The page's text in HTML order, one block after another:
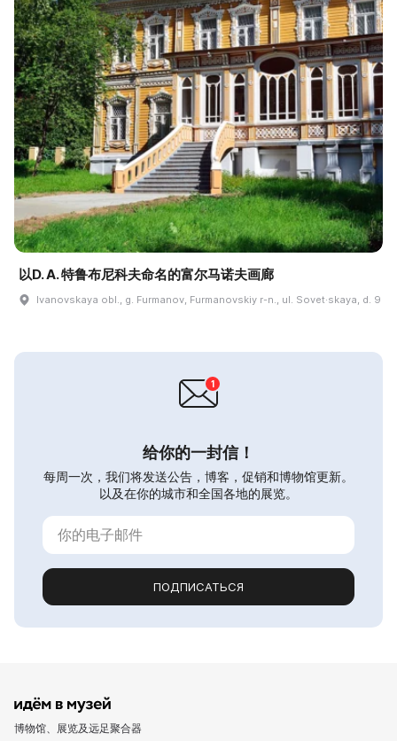
以D. A. 特鲁布尼科夫命名的富尔马诺夫画廊
Ivanovskaya obl., g. Furmanov, Furmanovskiy r-n., ul. Sovet·skaya, d. 9
给你的一封信！
每周一次，我们将发送公告，博客，促销和博物馆更新。
以及在你的城市和全国各地的展览。
ПОДПИСАТЬСЯ
博物馆、展览及远足聚合器